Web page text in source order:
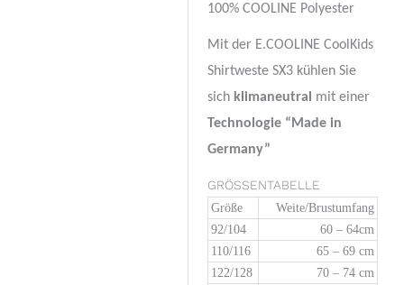
100% COOLINE Polyester
Mit der E.COOLINE CoolKids
Shirtweste SX3 kühlen Sie
sich klimaneutral mit einer
Technologie “Made in
Germany”
GRÖSSENTABELLE
Größe
Weite/Brustumfang
92/104
60 – 64cm
110/116
65 – 69 cm
122/128
70 – 74 cm